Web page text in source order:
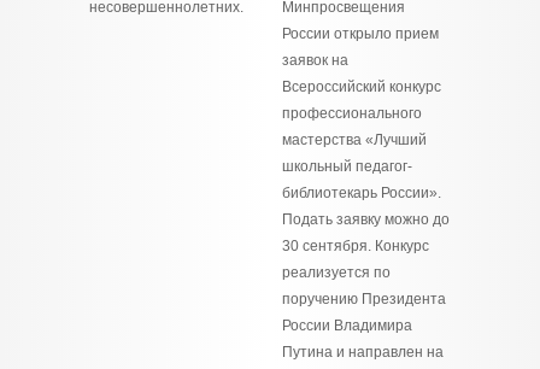
несовершеннолетних.
Минпросвещения
России открыло прием
заявок на
Всероссийский конкурс
профессионального
мастерства «Лучший
школьный педагог-
библиотекарь России».
Подать заявку можно до
30 сентября. Конкурс
реализуется по
поручению Президента
России Владимира
Путина и направлен на